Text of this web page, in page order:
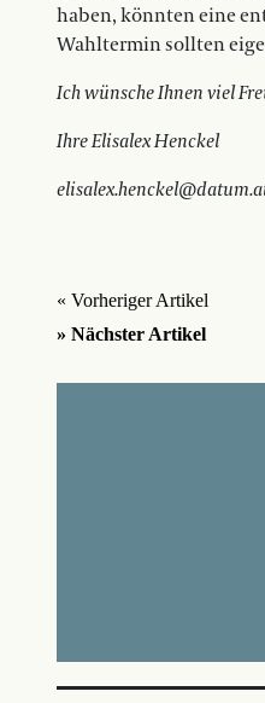
haben, könnten eine
Wahltermin sollten
Ich wünsche Ihnen viel
Ihre Elisalex Henckel
« Vorheriger Artikel
» Nächster Artikel